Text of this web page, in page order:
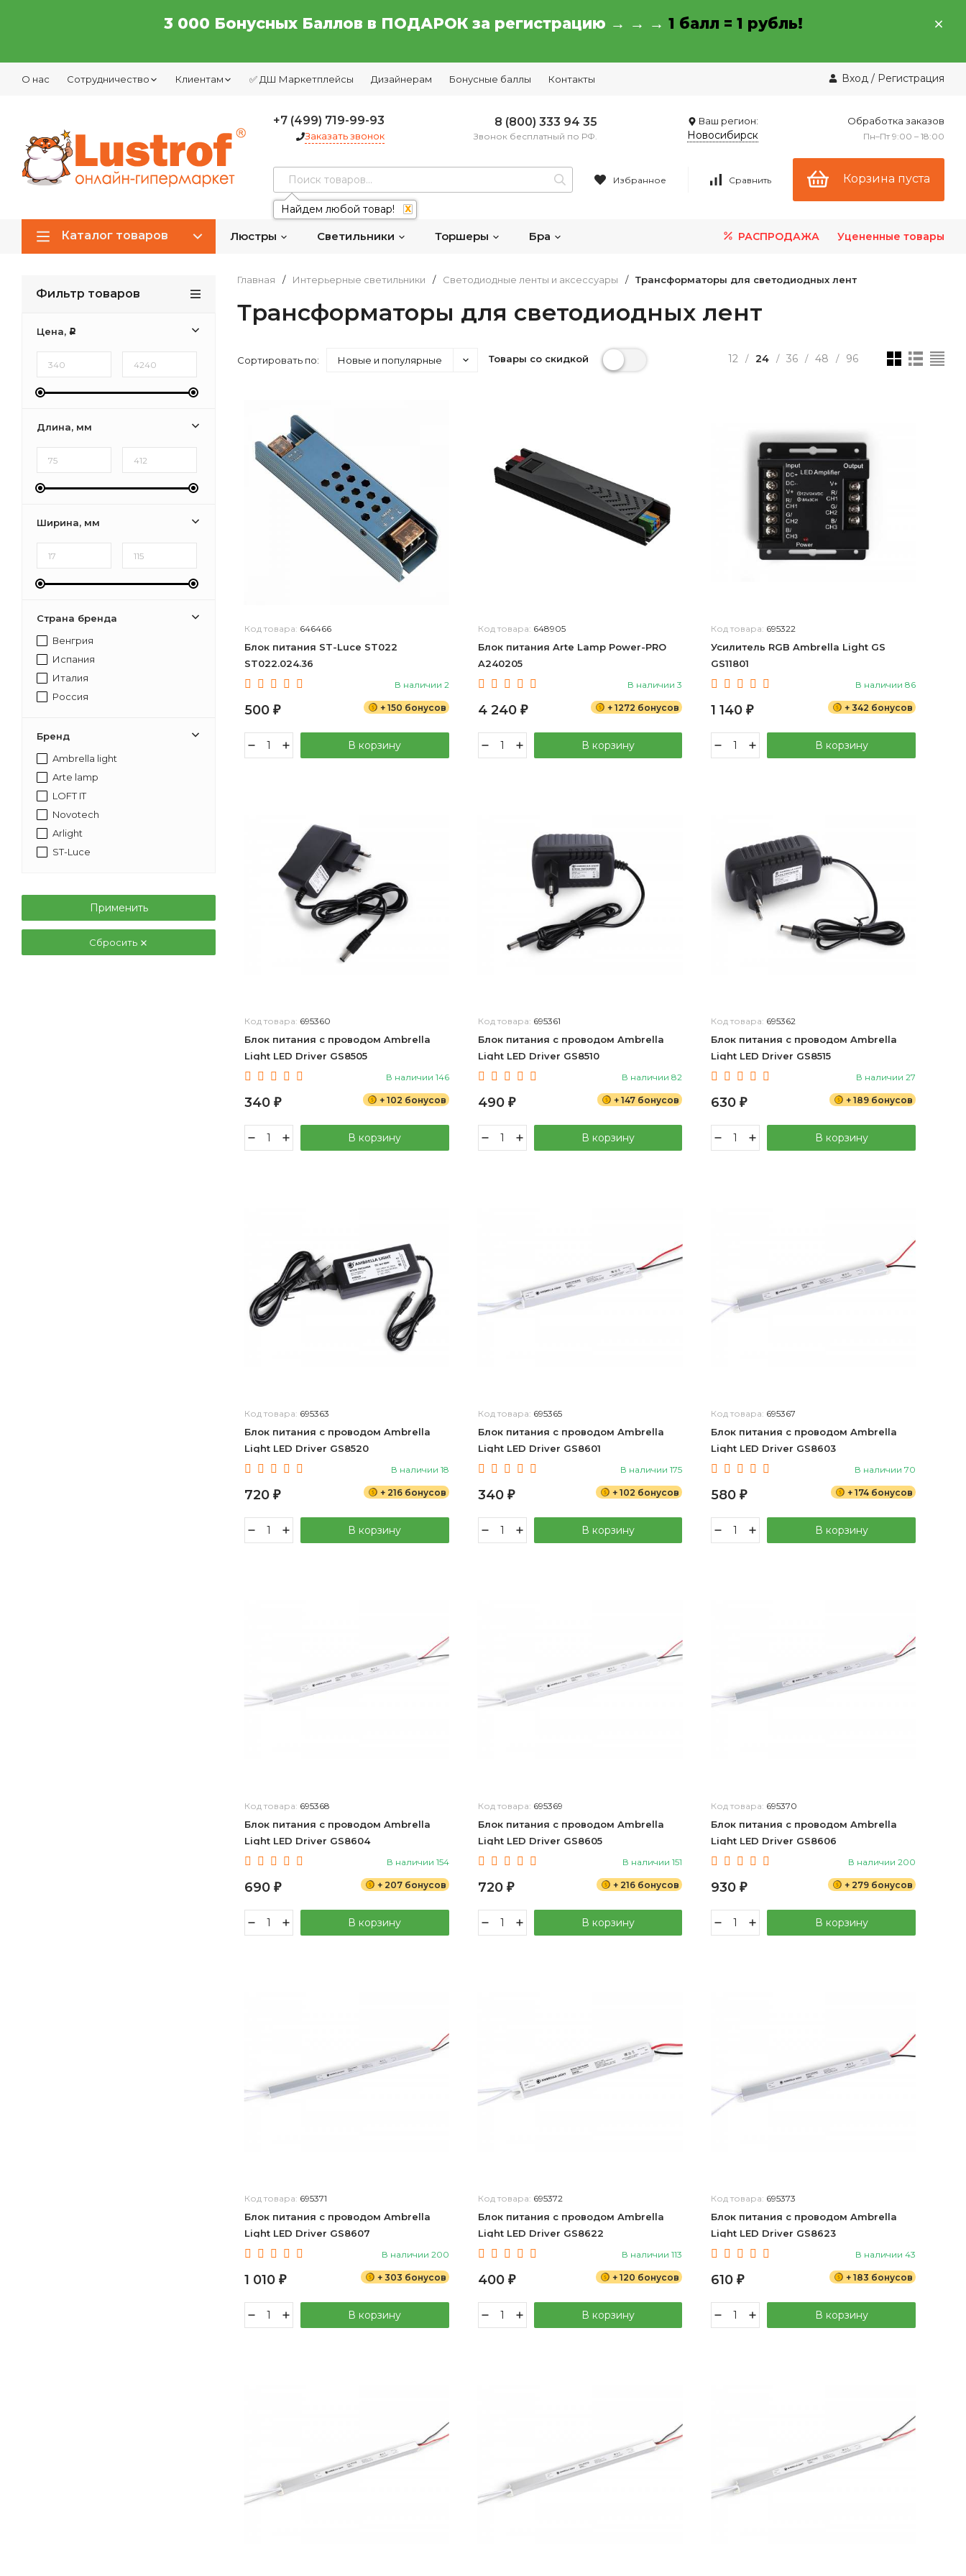
3 000 Бонусных Баллов в ПОДАРОК за регистрацию → → → 1 балл = 1 рубль!
О нас Сотрудничество Клиентам ✅ ДШ Маркетплейсы Дизайнерам Бонусные баллы Контакты Вход / Регистрация
+7 (499) 719-99-93
Заказать звонок
8 (800) 333 94 35
Звонок бесплатный по РФ.
Ваш регион:
Новосибирск
Обработка заказов
Пн–Пт 9:00 – 18:00
Найдем любой товар! X
Избранное Сравнить Корзина пуста
Каталог товаров Люстры Светильники Торшеры Бра РАСПРОДАЖА Уцененные товары
Фильтр товаров
Цена, Р
Длина, мм
Ширина, мм
Страна бренда
Венгрия
Испания
Италия
Россия
Бренд
Ambrella light
Arte lamp
LOFT IT
Novotech
Arlight
ST-Luce
Применить
Сбросить
Главная / Интерьерные светильники / Светодиодные ленты и аксессуары / Трансформаторы для светодиодных лент
Трансформаторы для светодиодных лент
Сортировать по: Новые и популярные Товары со скидкой 12 / 24 / 36 / 48 / 96
Код товара: 646466
Блок питания ST-Luce ST022
ST022.024.36
В наличии 2
500 ₽ + 150 бонусов
В корзину
Код товара: 648905
Блок питания Arte Lamp Power-PRO
A240205
В наличии 3
4 240 ₽ + 1272 бонусов
В корзину
Код товара: 695322
Усилитель RGB Ambrella Light GS
GS11801
В наличии 86
1 140₽ + 342 бонусов
В корзину
Код товара: 695360
Блок питания с проводом Ambrella
Light LED Driver GS8505
В наличии 146
340 ₽ + 102 бонусов
В корзину
Код товара: 695361
Блок питания с проводом Ambrella
Light LED Driver GS8510
В наличии 82
490 ₽ + 147 бонусов
В корзину
Код товара: 695362
Блок питания с проводом Ambrella
Light LED Driver GS8515
В наличии 27
630₽ + 189 бонусов
В корзину
Код товара: 695363
Блок питания с проводом Ambrella
Light LED Driver GS8520
В наличии 18
720 ₽ + 216 бонусов
В корзину
Код товара: 695365
Блок питания с проводом Ambrella
Light LED Driver GS8601
В наличии 175
340 ₽ + 102 бонусов
В корзину
Код товара: 695367
Блок питания с проводом Ambrella
Light LED Driver GS8603
В наличии 70
580₽ + 174 бонусов
В корзину
Код товара: 695368
Блок питания с проводом Ambrella
Light LED Driver GS8604
В наличии 154
690 ₽ + 207 бонусов
В корзину
Код товара: 695369
Блок питания с проводом Ambrella
Light LED Driver GS8605
В наличии 151
720 ₽ + 216 бонусов
В корзину
Код товара: 695370
Блок питания с проводом Ambrella
Light LED Driver GS8606
В наличии 200
930₽ + 279 бонусов
В корзину
Код товара: 695371
Блок питания с проводом Ambrella
Light LED Driver GS8607
В наличии 200
1 010 ₽ + 303 бонусов
В корзину
Код товара: 695372
Блок питания с проводом Ambrella
Light LED Driver GS8622
В наличии 113
400 ₽ + 120 бонусов
В корзину
Код товара: 695373
Блок питания с проводом Ambrella
Light LED Driver GS8623
В наличии 43
610₽ + 183 бонусов
В корзину